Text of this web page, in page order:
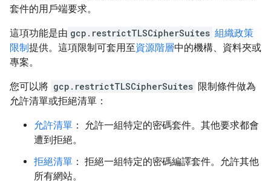
套件的用戶端要求。
這項功能是由 gcp.restrictTLSCipherSuites 組織政策
限制提供。這項限制可套用至資源階層中的機構、資料夾或
專案。
您可以將 gcp.restrictTLSCipherSuites 限制條件做為
允許清單或拒絕清單：
允許清單 ： 允許一組特定的密碼套件。其他要求都會
遭到拒絕。
拒絕清單 ： 拒絕一組特定的密碼編譯套件。允許其他
所有網站。